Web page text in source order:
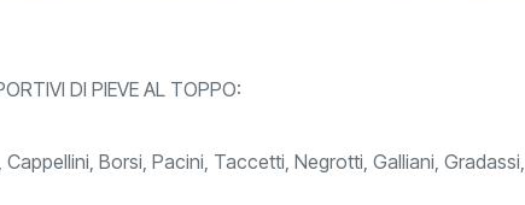
DI PIEVE AL TOPPO:
Borsi, Pacini, Taccetti, Negrotti, Galliani, Gradassi,